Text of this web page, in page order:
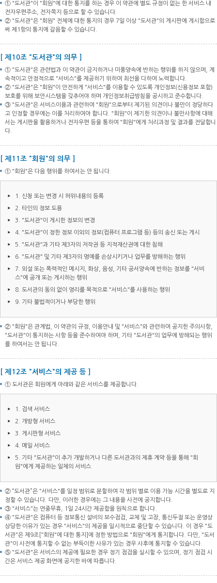
① "도서관"이 "회원"에 대한 통지를 하는 경우 이 약관에 별도 규정이 없는 한 서비스 내
전자우편주소, 전자쪽지 등으로 할 수 있습니다.
② "도서관"은 "회원" 전체에 대한 통지의 경우 7일 이상 "도서관"의 게시판에 게시함으로
써 제1항의 통지에 갈음할 수 있습니다.
[ 제10조 "도서관"의 의무 ]
① "도서관"은 관련법과 이 약관이 금지하거나 미풍양속에 반하는 행위를 하지 않으며, 계
속적이고 안정적으로 "서비스"를 제공하기 위하여 최선을 다하여 노력합니다.
② "도서관"은 "회원"이 안전하게 "서비스"를 이용할 수 있도록 개인정보(신용정보 포함)
보호를 위해 보안시스템을 갖추어야 하며 개인정보취급방침을 공시하고 준수합니다.
③ "도서관"은 서비스이용과 관련하여 "회원"으로부터 제기된 의견이나 불만이 정당하다
고 인정할 경우에는 이를 처리하여야 합니다. "회원"이 제기한 의견이나 불만사항에 대해
서는 게시판을 활용하거나 전자우편 등을 통하여 "회원"에게 처리과정 및 결과를 전달합니
다.
[ 제11조 "회원"의 의무 ]
① "회원"은 다음 행위를 하여서는 안 됩니다.
1. 신청 또는 변경 시 허위내용의 등록
2. 타인의 정보 도용
3. "도서관"이 게시한 정보의 변경
4. "도서관"이 정한 정보 이외의 정보(컴퓨터 프로그램 등) 등의 송신 또는 게시
5. "도서관"과 기타 제3자의 저작권 등 지적재산권에 대한 침해
6. "도서관" 및 기타 제3자의 명예를 손상시키거나 업무를 방해하는 행위
7. 외설 또는 폭력적인 메시지, 화상, 음성, 기타 공서양속에 반하는 정보를 "서비
스"에 공개 또는 게시하는 행위
8. 도서관의 동의 없이 영리를 목적으로 "서비스"를 사용하는 행위
9. 기타 불법적이거나 부당한 행위
② "회원"은 관계법, 이 약관의 규정, 이용안내 및 "서비스"와 관련하여 공지한 주의사항,
"도서관"이 통지하는 사항 등을 준수하여야 하며, 기타 "도서관"의 업무에 방해되는 행위
를 하여서는 안 됩니다.
[ 제12조 "서비스"의 제공 등 ]
① 도서관은 회원에게 아래와 같은 서비스를 제공합니다.
1. 검색 서비스
2. 개방형 서비스
3. 게시판형 서비스
4. 메일 서비스
5. 기타 "도서관"이 추가 개발하거나 다른 도서관과의 제휴 계약 등을 통해 "회
원"에게 제공하는 일체의 서비스
② “도서관”은 "서비스"를 일정 범위로 분할하여 각 범위 별로 이용 가능 시간을 별도로 지
정할 수 있습니다. 다만, 이러한 경우에는 그 내용을 사전에 공지합니다.
③ "서비스"는 연중무휴, 1일 24시간 제공함을 원칙으로 합니다.
④ "도서관"은 컴퓨터 등 정보통신 설비의 보수점검, 교체 및 고장, 통신두절 또는 운영상
상당한 이유가 있는 경우 "서비스"의 제공을 일시적으로 중단할 수 있습니다. 이 경우 "도
서관"은 제9조["회원"에 대한 통지]에 정한 방법으로 "회원"에게 통지합니다. 다만, "도서
관"이 사전에 통지할 수 없는 부득이한 사유가 있는 경우 사후에 통지할 수 있습니다.
⑤ "도서관"은 서비스의 제공에 필요한 경우 정기 점검을 실시할 수 있으며, 정기 점검 시
간은 서비스 제공 화면에 공지한 바에 따릅니다.